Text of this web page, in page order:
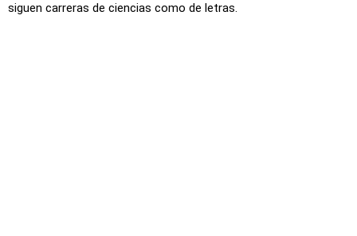
siguen carreras de ciencias como de letras.